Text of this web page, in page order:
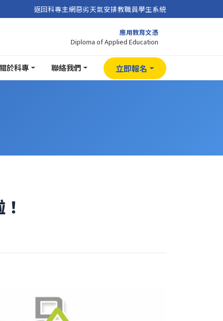
返回科專主網惡劣天氣安排教職員學生系統
應用教育文憑
Diploma of Applied Education
於科專 聯絡我們 立即報名